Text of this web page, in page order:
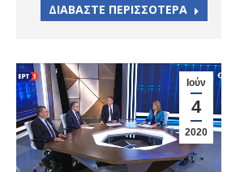
ΔΙΑΒΑΣΤΕ ΠΕΡΙΣΣΟΤΕΡΑ
Ιούν
4
2020